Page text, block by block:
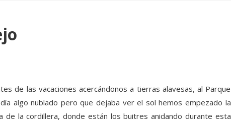
de las vacaciones acercándonos a tierras alavesas, al Parque
algo nublado pero que dejaba ver el sol hemos empezado la
de la cordillera, donde están los buitres anidando durante esta